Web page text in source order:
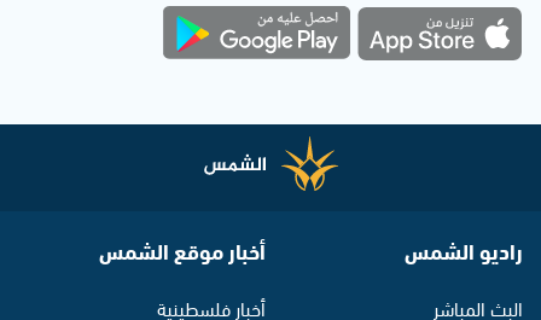
راديو الشمس
البث المباشر
أخبار موقع الشمس
أخبار فلسطينية